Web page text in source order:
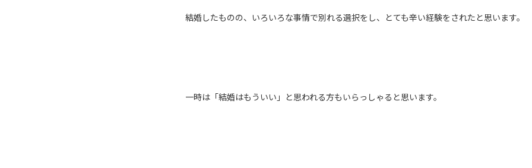
結婚したものの、いろいろな事情で別れる選択をし、とても辛い経験をされたと思います。
一時は「結婚はもういい」と思われる方もいらっしゃると思います。